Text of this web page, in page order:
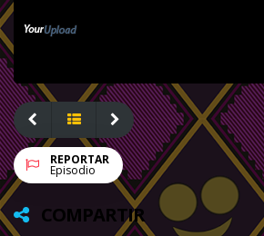
REPORTAR
Episodio
COMPARTIR